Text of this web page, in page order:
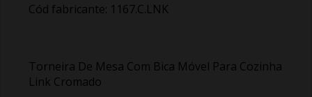
Cód fabricante: 1167.C.LNK
Torneira De Mesa Com Bica Móvel Para Cozinha
Link Cromado